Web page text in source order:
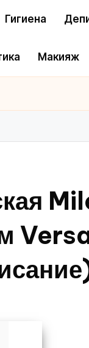
Гигиена
Макияж